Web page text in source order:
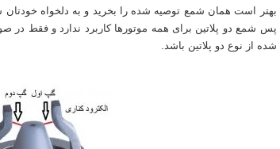
بهتر است همان شمع توصیه شده را بخرید و به دلخواه خودتان
پس شمع دو پلاتین برای همه موتورها کاربرد ندارد و فقط در
شده از نوع دو پلاتین باشد.